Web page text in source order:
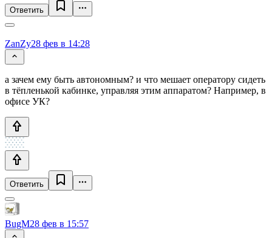
Ответить
ZanZy28 фев в 14:28
а зачем ему быть автономным? и что мешает оператору сидеть
в тёпленькой кабинке, управляя этим аппаратом? Например, в
офисе УК?
Ответить
BugM28 фев в 15:57